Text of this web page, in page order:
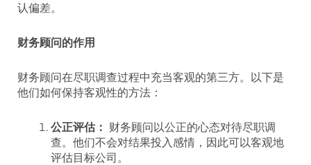
认偏差。
财务顾问的作用
财务顾问在尽职调查过程中充当客观的第三方。以下是
他们如何保持客观性的方法：
公正评估： 财务顾问以公正的心态对待尽职调
查。他们不会对结果投入感情，因此可以客观地
评估目标公司。